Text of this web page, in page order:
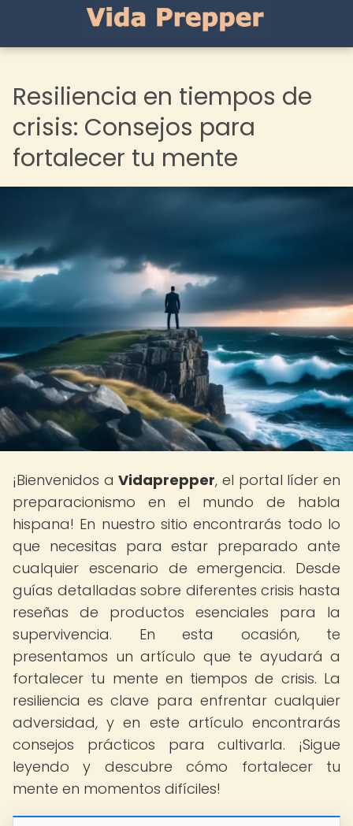
Resiliencia en tiempos de
crisis: Consejos para
fortalecer tu mente
¡Bienvenidos aVidaprepper, el portal líder en
preparacionismo en el mundo de habla
hispana! En nuestro sitio encontrarás todo lo
que necesitas para estar preparado ante
cualquier escenario de emergencia. Desde
guías detalladas sobre diferentes crisis hasta
reseñas de productos esenciales para la
supervivencia. En esta ocasión, te
presentamos un artículo que te ayudará a
fortalecer tu mente en tiempos de crisis. La
resiliencia es clave para enfrentar cualquier
adversidad, y en este artículo encontrarás
consejos prácticos para cultivarla. ¡Sigue
leyendo y descubre cómo fortalecer tu
mente en momentos difíciles!